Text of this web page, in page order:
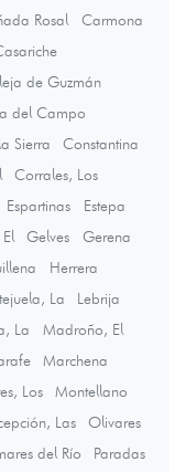
Rosal
Carmona
de Guzmán
del Campo
Sierra
Constantina
Corrales, Los
Espartinas
Estepa
Gelves
Gerena
Herrera
La
Lebrija
La
Madroño, El
Marchena
Los
Montellano
Las
Olivares
del Río
Paradas